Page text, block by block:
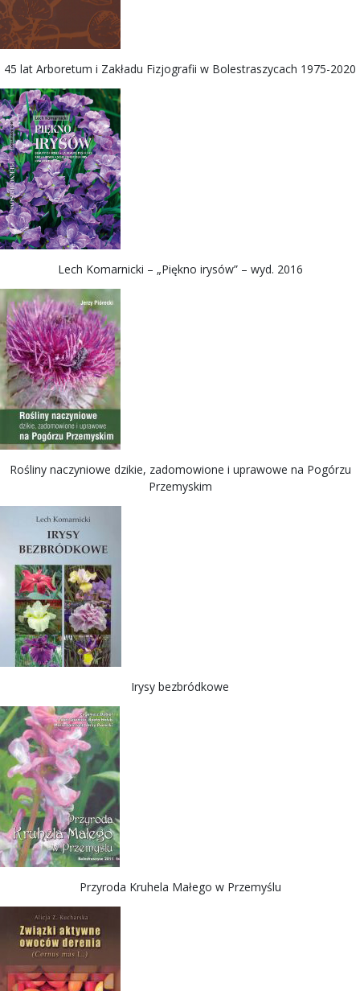
45 lat Arboretum i Zakładu Fizjografii w Bolestraszycach 1975-2020
Lech Komarnicki – „Piękno irysów” – wyd. 2016
Rośliny naczyniowe dzikie, zadomowione i uprawowe na Pogórzu
Przemyskim
Irysy bezbródkowe
Przyroda Kruhela Małego w Przemyślu